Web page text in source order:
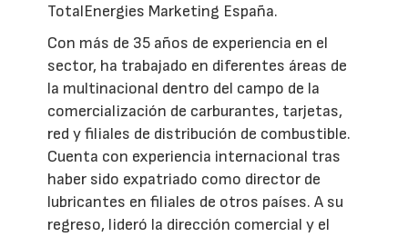
TotalEnergies Marketing España.
Con más de 35 años de experiencia en el
sector, ha trabajado en diferentes áreas de
la multinacional dentro del campo de la
comercialización de carburantes, tarjetas,
red y filiales de distribución de combustible.
Cuenta con experiencia internacional tras
haber sido expatriado como director de
lubricantes en filiales de otros países. A su
regreso, lideró la dirección comercial y el